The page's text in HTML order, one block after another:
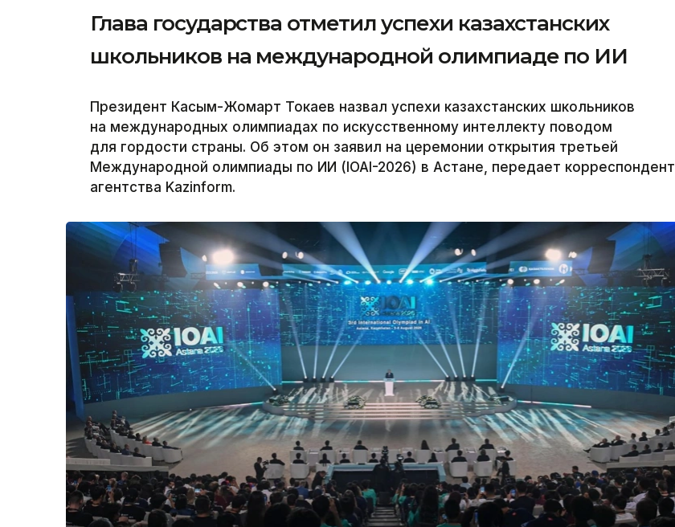
Глава государства отметил успехи казахстанских
школьников на международной олимпиаде по ИИ
Президент Касым-Жомарт Токаев назвал успехи казахстанских школьников
на международных олимпиадах по искусственному интеллекту поводом
для гордости страны. Об этом он заявил на церемонии открытия третьей
Международной олимпиады по ИИ (IOAI-2026) в Астане, передает корреспондент
агентства Kazinform.